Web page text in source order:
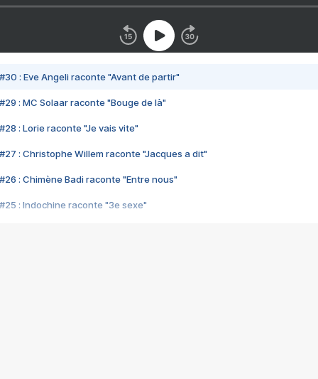
#30 : Eve Angeli raconte "Avant de partir"
#29 : MC Solaar raconte "Bouge de là"
#28 : Lorie raconte "Je vais vite"
#27 : Christophe Willem raconte "Jacques a dit"
#26 : Chimène Badi raconte "Entre nous"
#25 : Indochine raconte "3e sexe"